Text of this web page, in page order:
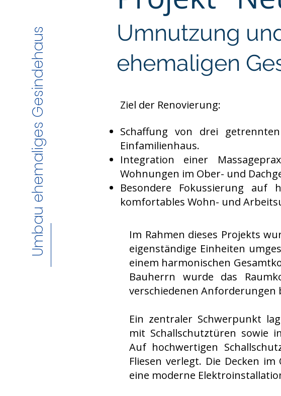
Umnutzung
ehemaligen
Umbau ehemaliges Gesindehaus
​​Ziel der Renovierung:
Schaffung von drei
Einfamilienhaus.
Integration einer
Wohnungen im Ober- und
Besondere Fokussierung auf
komfortables Wohn- und
Im Rahmen dieses Projekts
eigenständige Einheiten
einem harmonischen
Bauherrn wurde das
verschiedenen Anforderungen
Ein zentraler Schwerpunkt
mit Schallschutztüren sowie
Auf hochwertigen
Fliesen verlegt. Die Decken
eine moderne